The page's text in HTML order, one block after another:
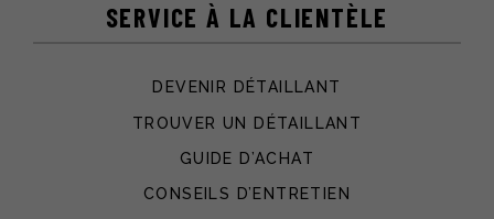
SERVICE À LA CLIENTÈLE
DEVENIR DÉTAILLANT
TROUVER UN DÉTAILLANT
GUIDE D’ACHAT
CONSEILS D’ENTRETIEN